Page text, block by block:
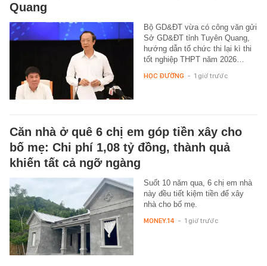
Quang
Bộ GD&ĐT vừa có công văn gửi
Sở GD&ĐT tỉnh Tuyên Quang,
hướng dẫn tổ chức thi lại kì thi
tốt nghiệp THPT năm 2026…
HỌC ĐƯỜNG - 1 giờ trước
Căn nhà ở quê 6 chị em góp tiền xây cho
bố mẹ: Chi phí 1,08 tỷ đồng, thành quả
khiến tất cả ngỡ ngàng
Suốt 10 năm qua, 6 chị em nhà
này đều tiết kiệm tiền để xây
nhà cho bố mẹ.
MONEY.14 - 1 giờ trước